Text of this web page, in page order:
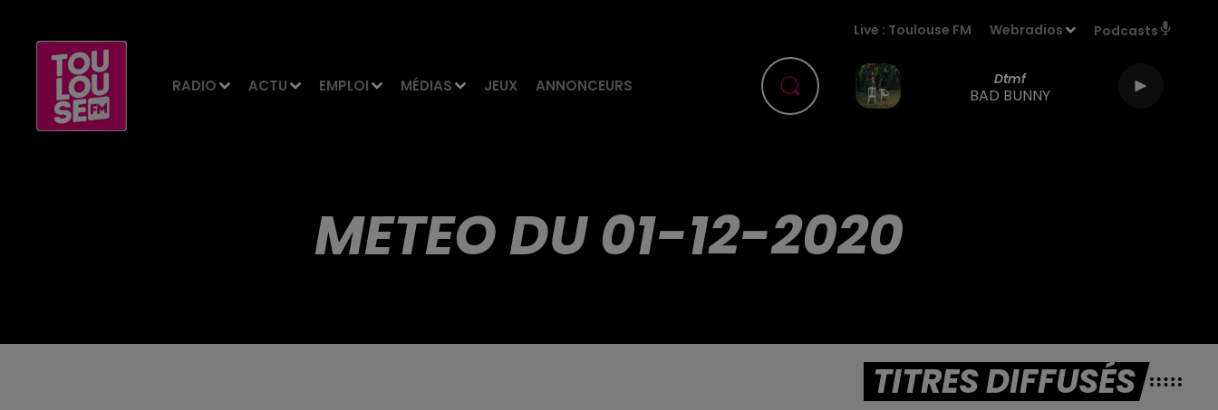
RADIO ACTU EMPLOI MÉDIAS JEUX ANNONCEURS
Live : Toulouse FM Webradios Podcasts
Dtmf
BAD BUNNY
METEO DU 01-12-2020
TITRES DIFFUSÉS